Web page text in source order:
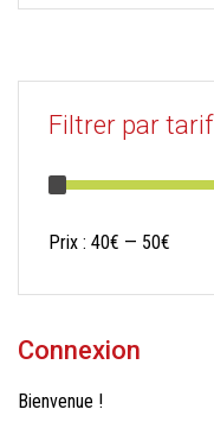
Filtrer par tarif
Prix
Prix
Prix : 40€ — 50€
Connexion
Bienvenue !